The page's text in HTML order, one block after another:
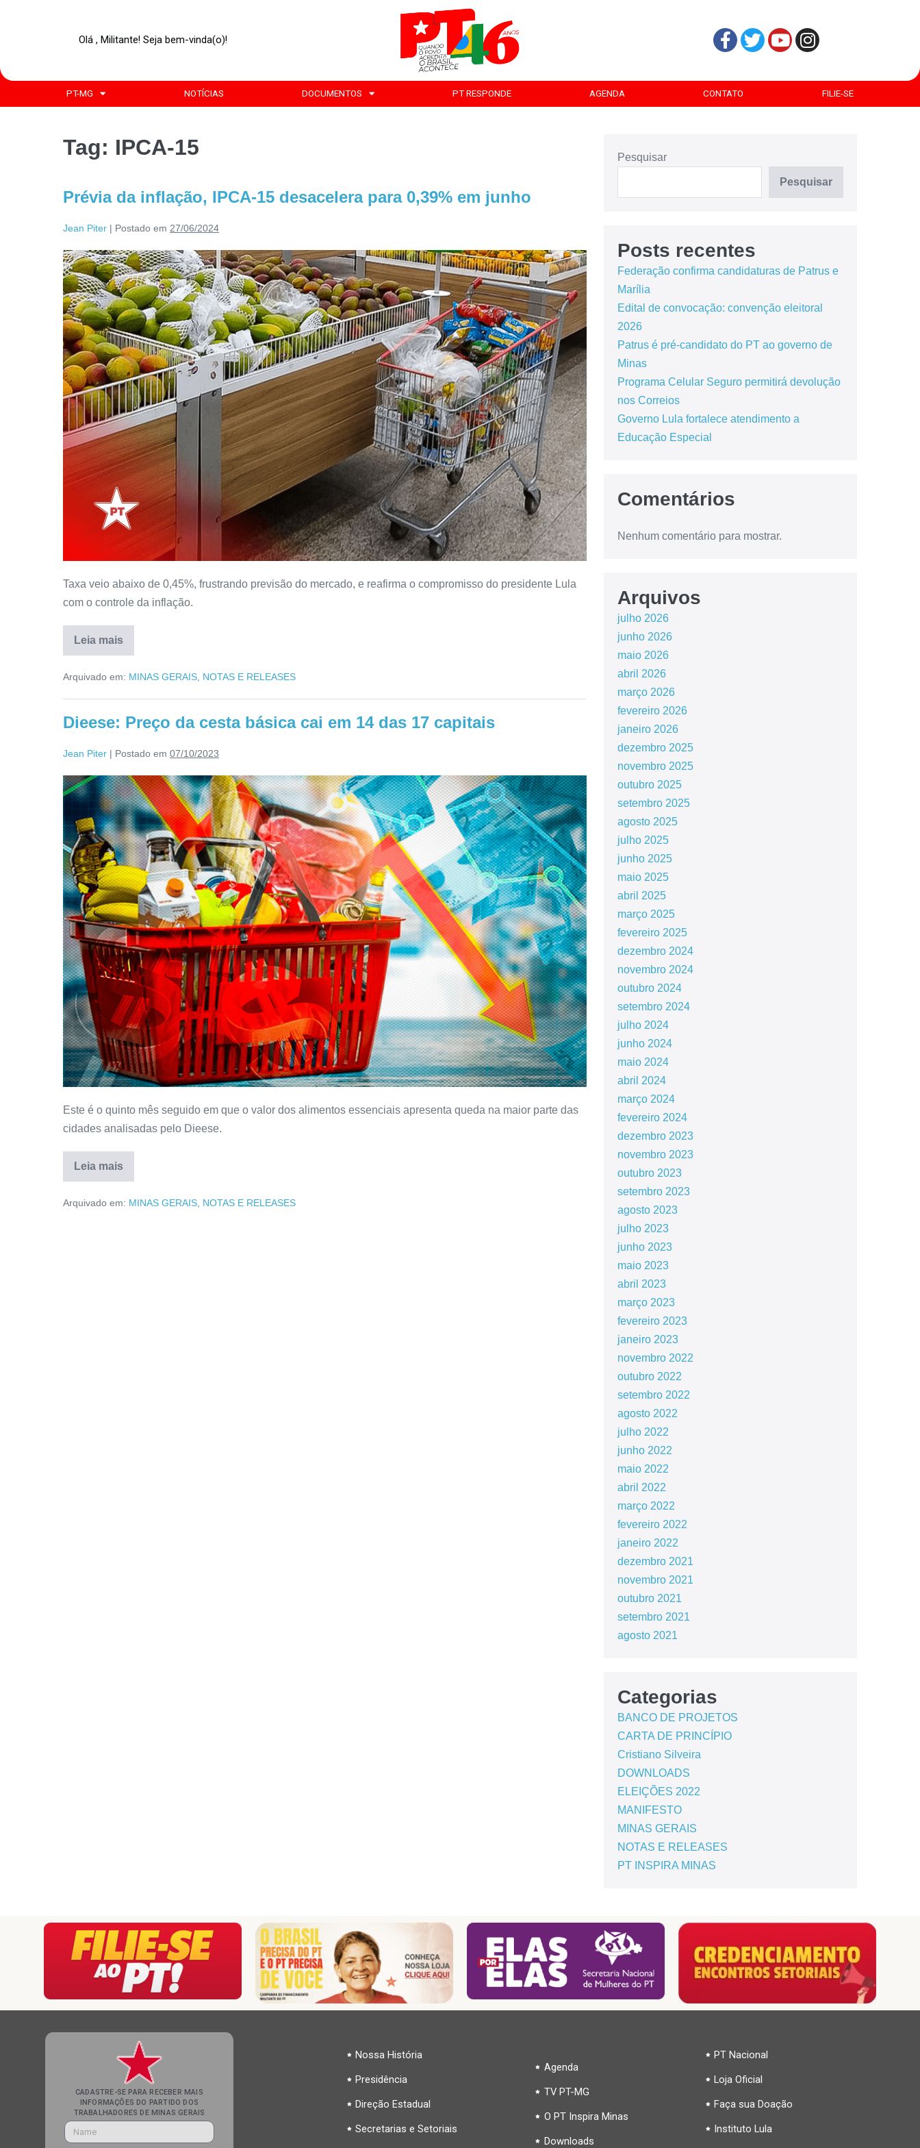
Olá , Militante! Seja bem-vinda(o)!
PT-MG NOTÍCIAS DOCUMENTOS PT RESPONDE AGENDA CONTATO FILIE-SE
Tag: IPCA-15
Prévia da inflação, IPCA-15 desacelera para 0,39% em junho
Jean Piter | Postado em 27/06/2024
Taxa veio abaixo de 0,45%, frustrando previsão do mercado, e reafirma o compromisso do presidente Lula
com o controle da inflação.
Leia mais
Arquivado em: MINAS GERAIS, NOTAS E RELEASES
Dieese: Preço da cesta básica cai em 14 das 17 capitais
Jean Piter | Postado em 07/10/2023
Este é o quinto mês seguido em que o valor dos alimentos essenciais apresenta queda na maior parte das
cidades analisadas pelo Dieese.
Leia mais
Arquivado em: MINAS GERAIS, NOTAS E RELEASES
Pesquisar
Pesquisar
Posts recentes
Federação confirma candidaturas de Patrus e
Marília
Edital de convocação: convenção eleitoral
2026
Patrus é pré-candidato do PT ao governo de
Minas
Programa Celular Seguro permitirá devolução
nos Correios
Governo Lula fortalece atendimento a
Educação Especial
Comentários
Nenhum comentário para mostrar.
Arquivos
julho 2026
junho 2026
maio 2026
abril 2026
março 2026
fevereiro 2026
janeiro 2026
dezembro 2025
novembro 2025
outubro 2025
setembro 2025
agosto 2025
julho 2025
junho 2025
maio 2025
abril 2025
março 2025
fevereiro 2025
dezembro 2024
novembro 2024
outubro 2024
setembro 2024
julho 2024
junho 2024
maio 2024
abril 2024
março 2024
fevereiro 2024
dezembro 2023
novembro 2023
outubro 2023
setembro 2023
agosto 2023
julho 2023
junho 2023
maio 2023
abril 2023
março 2023
fevereiro 2023
janeiro 2023
novembro 2022
outubro 2022
setembro 2022
agosto 2022
julho 2022
junho 2022
maio 2022
abril 2022
março 2022
fevereiro 2022
janeiro 2022
dezembro 2021
novembro 2021
outubro 2021
setembro 2021
agosto 2021
Categorias
BANCO DE PROJETOS
CARTA DE PRINCÍPIO
Cristiano Silveira
DOWNLOADS
ELEIÇÕES 2022
MANIFESTO
MINAS GERAIS
NOTAS E RELEASES
PT INSPIRA MINAS
CADASTRE-SE PARA RECEBER MAIS
INFORMAÇÕES DO PARTIDO DOS
TRABALHADORES DE MINAS GERAIS
Nossa História
Presidência
Direção Estadual
Secretarias e Setoriais
Agenda
TV PT-MG
O PT Inspira Minas
Downloads
PT Nacional
Loja Oficial
Faça sua Doação
Instituto Lula